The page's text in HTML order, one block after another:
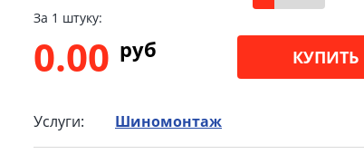
За 1 штуку:
0.00 pуб КУПИТЬ
Услуги: Шиномонтаж